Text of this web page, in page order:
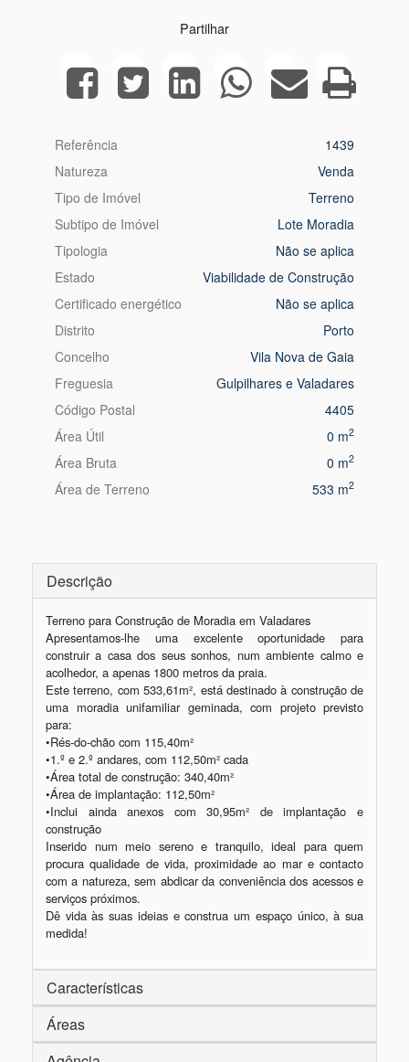
Partilhar
Referência
1439
Natureza
Venda
Tipo de Imóvel
Terreno
Subtipo de Imóvel
Lote Moradia
Tipologia
Não se aplica
Estado
Viabilidade de Construção
Certificado energético
Não se aplica
Distrito
Porto
Concelho
Vila Nova de Gaia
Freguesia
Gulpilhares e Valadares
Código Postal
4405
Área Útil
0 m2
Área Bruta 0 m2
Área de Terreno 533 m2
Descrição
Terreno para Construção de Moradia em Valadares
Apresentamos-lhe uma excelente oportunidade para
construir a casa dos seus sonhos, num ambiente calmo e
acolhedor, a apenas 1800 metros da praia.
Este terreno, com 533,61m², está destinado à construção de
uma moradia unifamiliar geminada, com projeto previsto
para:
•Rés-do-chão com 115,40m²
•1.º e 2.º andares, com 112,50m² cada
•Área total de construção: 340,40m²
•Área de implantação: 112,50m²
•Inclui ainda anexos com 30,95m² de implantação e
construção
Inserido num meio sereno e tranquilo, ideal para quem
procura qualidade de vida, proximidade ao mar e contacto
com a natureza, sem abdicar da conveniência dos acessos e
serviços próximos.
Dê vida às suas ideias e construa um espaço único, à sua
Características
Áreas